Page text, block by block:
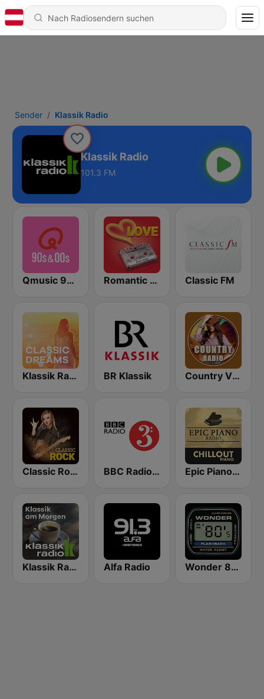
Sender Klassik Radio
Klassik Radio
101.3 FM
Qmusic 90's & 00's Romantic Vibes Classic FM
Klassik Radio Classic Dreams BR Klassik Country Vibes
Classic Rock Station BBC Radio 3 Epic Piano - CHILLOUT PIANO
Klassik Radio Klassik am Morgen Alfa Radio Wonder 80's